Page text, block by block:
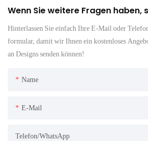
Wenn Sie weitere Fragen haben,
Hinterlassen Sie einfach Ihre E-Mail oder
formular, damit wir Ihnen ein kostenloses
an Designs senden können!
Name
E-Mail
Telefon/WhatsApp